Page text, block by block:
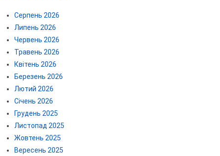
Серпень 2026
Липень 2026
Червень 2026
Травень 2026
Квітень 2026
Березень 2026
Лютий 2026
Січень 2026
Грудень 2025
Листопад 2025
Жовтень 2025
Вересень 2025